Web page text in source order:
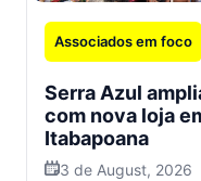
Associados em foco
Serra Azul
com nova loja
Itabapoana
3 de August, 2026